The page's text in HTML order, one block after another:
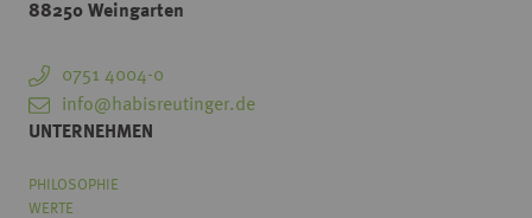
88250 Weingarten
0751 4004-0
info@habisreutinger.de
UNTERNEHMEN
PHILOSOPHIE
WERTE